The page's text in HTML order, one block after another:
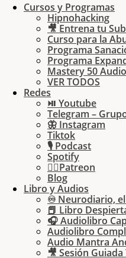
Cursos y Programas
Hipnohacking
🎥 Entrena tu
Curso para la
Programa
Programa
Mastery 50
VER TODOS
Redes
⏯ Youtube
Telegram –
🦋 Instagram
Tiktok
🎙 Podcast
Spotify
🏄‍♂️Patreon
Blog
Libro y Audios
♾ Neurodiario,
📕 Libro
🎧 Audiolibro
Audiolibro
Audio Mantra
🎥 Sesión Guiada